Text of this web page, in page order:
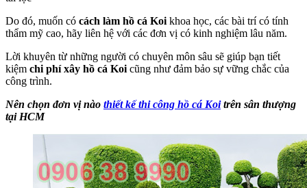
Do đó, muốn có cách làm hồ cá Koi khoa học, các bài trí có tính
thẩm mỹ cao, hãy liên hệ với các đơn vị có kinh nghiệm lâu năm.
Lời khuyên từ những người có chuyên môn sâu sẽ giúp bạn tiết
kiệm chi phí xây hồ cá Koi cũng như đảm bảo sự vững chắc của
công trình.
Nên chọn đơn vị nào thiết kế thi công hồ cá Koitrên sân thượng
tại HCM